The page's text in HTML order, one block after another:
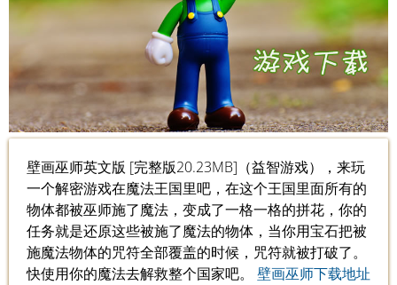
壁画巫师英文版 [完整版20.23MB]（益智游戏），来玩
一个解密游戏在魔法王国里吧，在这个王国里面所有的
物体都被巫师施了魔法，变成了一格一格的拼花，你的
任务就是还原这些被施了魔法的物体，当你用宝石把被
施魔法物体的咒符全部覆盖的时候，咒符就被打破了。
快使用你的魔法去解救整个国家吧。 壁画巫师下载地址